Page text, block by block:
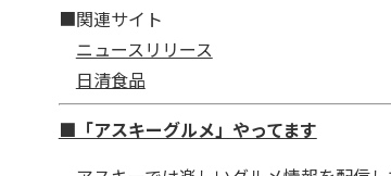
■関連サイト
ニュースリリース
日清食品
■「アスキーグルメ」やってます